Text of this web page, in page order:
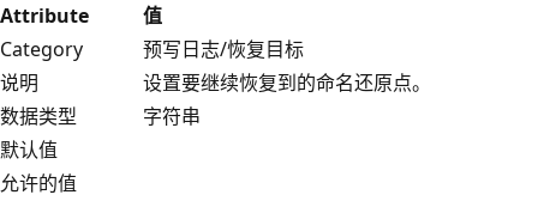
Attribute
值
Category
预写日志/恢复目标
说明
设置要继续恢复到的命名还原点。
数据类型
字符串
默认值
允许的值